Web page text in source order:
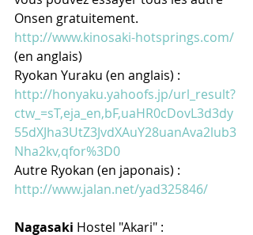
Onsen gratuitement.
http://www.kinosaki-hotsprings.com/
(en anglais)
Ryokan Yuraku (en anglais) :
http://honyaku.yahoofs.jp/url_result?
ctw_=sT,eja_en,bF,uaHR0cDovL3d3dy
55dXJha3UtZ3JvdXAuY28uanAva2lub3
Nha2kv,qfor%3D0
Autre Ryokan (en japonais) :
http://www.jalan.net/yad325846/
Nagasaki Hostel "Akari" :